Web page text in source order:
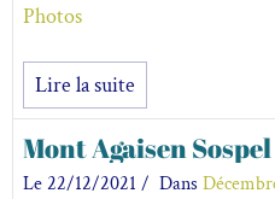
Photos
Lire la suite
Mont Agaisen
Le 22/12/2021 Dans